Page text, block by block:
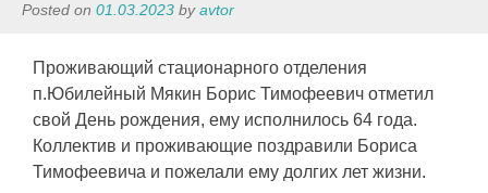
Posted on 01.03.2023 byavtor
Проживающий стационарного отделения
п.Юбилейный Мякин Борис Тимофеевич отметил
свой День рождения, ему исполнилось 64 года.
Коллектив и проживающие поздравили Бориса
Тимофеевича и пожелали ему долгих лет жизни.